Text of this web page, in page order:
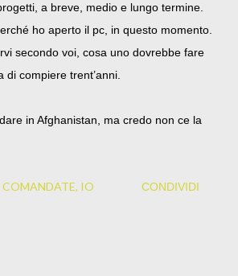
a breve, medio e lungo termine.
ho aperto il pc, in questo momento.
secondo voi, cosa uno dovrebbe fare
compiere trent’anni.
in Afghanistan, ma credo non ce la
COMANDATE IO CONDIVIDI